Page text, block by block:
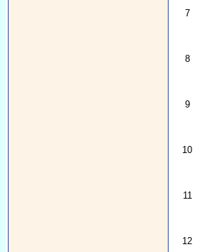
7
8
9
10
11
12